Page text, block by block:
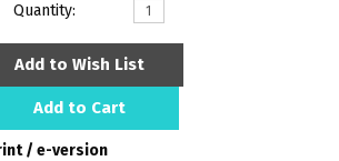
Quantity:
Add to Wish List
Add to Cart
/ e-version